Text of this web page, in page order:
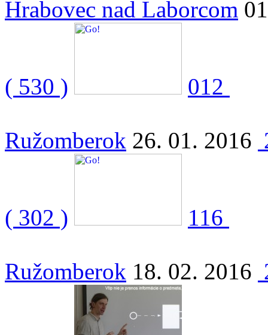
Hrabovec nad Laborcom
( 530 ) 012
Ružomberok 26. 01. 2016
( 302 ) 116
Ružomberok 18. 02. 2016